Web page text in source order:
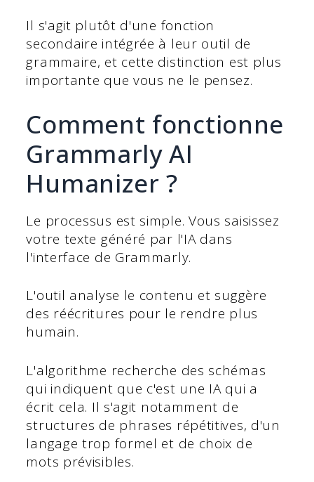
Il s'agit plutôt d'une fonction
secondaire intégrée à leur outil de
grammaire, et cette distinction est plus
importante que vous ne le pensez.
Comment fonctionne
Grammarly AI
Humanizer ?
Le processus est simple. Vous saisissez
votre texte généré par l'IA dans
l'interface de Grammarly.
L'outil analyse le contenu et suggère
des réécritures pour le rendre plus
humain.
L'algorithme recherche des schémas
qui indiquent que c'est une IA qui a
écrit cela. Il s'agit notamment de
structures de phrases répétitives, d'un
langage trop formel et de choix de
mots prévisibles.